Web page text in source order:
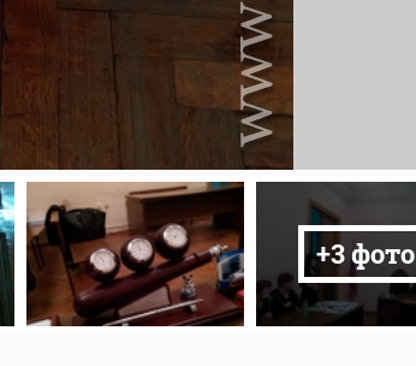
+3 фото